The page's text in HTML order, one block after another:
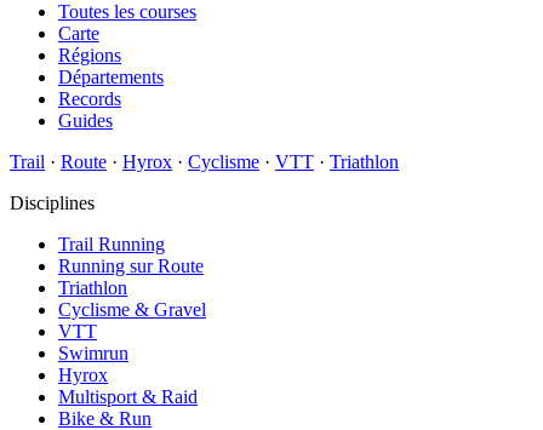
Toutes les courses
Carte
Régions
Départements
Records
Guides
Trail · Route · Hyrox · Cyclisme · VTT · Triathlon
Disciplines
Trail Running
Running sur Route
Triathlon
Cyclisme & Gravel
VTT
Swimrun
Hyrox
Multisport & Raid
Bike & Run